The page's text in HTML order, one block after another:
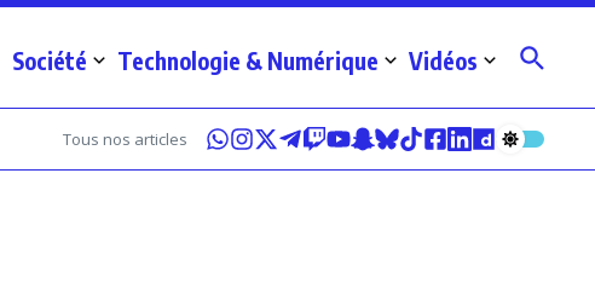
Société Technologie & Numérique Vidéos
Tous nos articles